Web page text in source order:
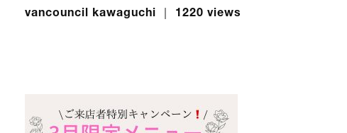
vancouncil kawaguchi ｜ 1220 views